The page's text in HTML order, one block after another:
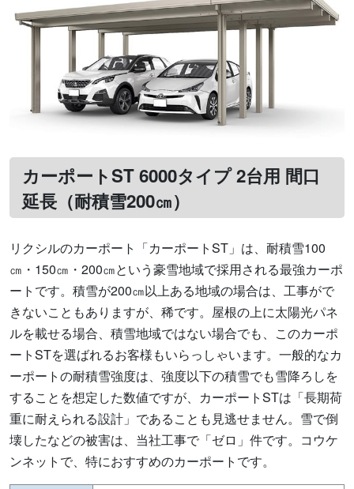
カーポートST 6000タイプ 2台用 間口
延長（耐積雪200㎝）
リクシルのカーポート「カーポートST」は、耐積雪100
㎝・150㎝・200㎝という豪雪地域で採用される最強カーポ
ートです。積雪が200㎝以上ある地域の場合は、工事がで
きないこともありますが、稀です。屋根の上に太陽光パネ
ルを載せる場合、積雪地域ではない場合でも、このカーポ
ートSTを選ばれるお客様もいらっしゃいます。一般的なカ
ーポートの耐積雪強度は、強度以下の積雪でも雪降ろしを
することを想定した数値ですが、カーポートSTは「長期荷
重に耐えられる設計」であることも見逃せません。雪で倒
壊したなどの被害は、当社工事で「ゼロ」件です。コウケ
ンネットで、特におすすめのカーポートです。